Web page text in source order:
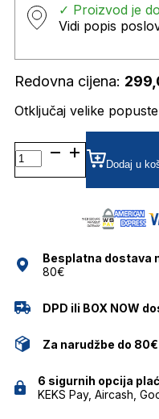
✓ Proizvod je
Vidi popis
Redovna cijena:
Otključaj velike
MOS624 DIOPTRIJSKI
OKVIRI
MOSCHINO
Dodaj u
Besplatna dostava
80€
DPD ili BOX NOW
Za narudžbe do 80€
6 sigurnih opcija
KEKS Pay, Aircash,